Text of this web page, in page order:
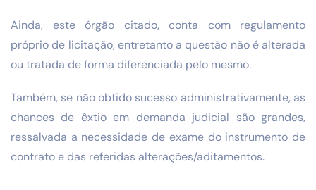
Ainda, este órgão citado, conta com regulamento
próprio de licitação, entretanto a questão não é alterada
ou tratada de forma diferenciada pelo mesmo.
Também, se não obtido sucesso administrativamente, as
chances de êxtio em demanda judicial são grandes,
ressalvada a necessidade de exame do instrumento de
contrato e das referidas alterações/aditamentos.